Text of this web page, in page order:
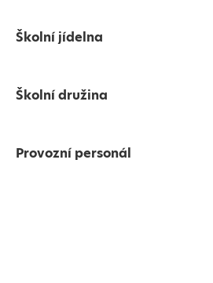
Školní jídelna
Školní družina
Provozní personál